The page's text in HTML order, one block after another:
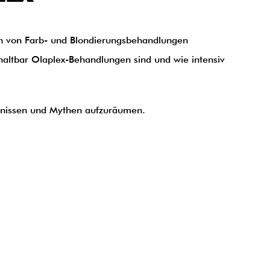
Farb- und Blondierungsbehandlungen
Olaplex-Behandlungen sind und wie intensiv
und Mythen aufzuräumen.